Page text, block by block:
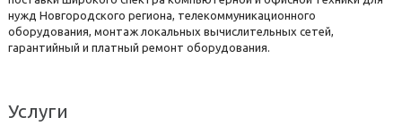
нужд Новгородского региона, телекоммуникационного
оборудования, монтаж локальных вычислительных сетей,
гарантийный и платный ремонт оборудования.
Услуги